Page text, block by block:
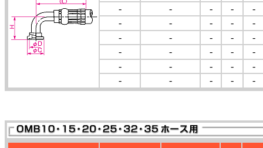
- - - -
-
-
- - -
-
-
- - -
-
-
- - -
-
-
- - -
-
-
- - - -